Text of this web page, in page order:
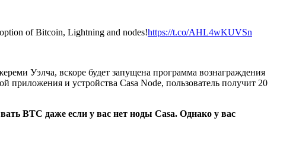
of Bitcoin, Lightning and nodes!https://t.co/AHL4wKUVSn
Уэлча, вскоре будет запущена программа вознаграждения
и устройства Casa Node, пользователь получит 20
BTC даже если у вас нет ноды Casa. Однако у вас